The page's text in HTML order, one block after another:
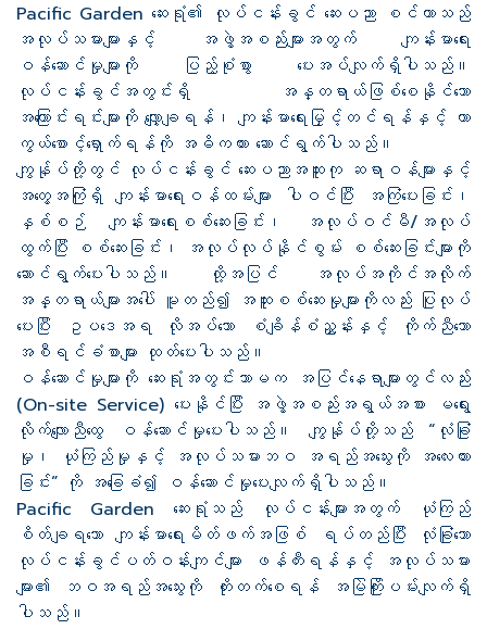
Pacific Garden ဆေးရုံ၏ လုပ်ငန်းခွင် ဆေးပညာ စင်တာသည်
အလုပ်သမားများနှင့် အဖွဲ့အစည်းများအတွက် ကျန်းမာရေး
ဝန်ဆောင်မှုများကို ပြည့်စုံစွာ ပေးအပ်လျက်ရှိပါသည်။
လုပ်ငန်းခွင်အတွင်းရှိ အန္တရာယ်ဖြစ်စေနိုင်သော
အကြောင်းရင်းများကို လျှော့ချရန်၊ ကျန်းမာရေးမြှင့်တင်ရန်နှင့် ကာ
ကွယ်စောင့်ရှောက်ရန်ကို အဓိကထား ဆောင်ရွက်ပါသည်။
ကျွန်ုပ်တို့တွင် လုပ်ငန်းခွင် ဆေးပညာအထူးကု ဆရာဝန်များနှင့်
အတွေ့အကြုံရှိ ကျန်းမာရေးဝန်ထမ်းများ ပါဝင်ပြီး အကြံပေးခြင်း၊
နှစ်စဉ် ကျန်းမာရေးစစ်ဆေးခြင်း၊ အလုပ်ဝင်မီ/အလုပ်
ထွက်ပြီး စစ်ဆေးခြင်း၊ အလုပ်လုပ်နိုင်စွမ်း စစ်ဆေးခြင်းများကို
ဆောင်ရွက်ပေးပါသည်။ ထို့အပြင် အလုပ်အကိုင်အလိုက်
အန္တရာယ်များအပေါ် မူတည်၍ အထူးစစ်ဆေးမှုများကိုလည်း ပြုလုပ်
ပေးပြီး ဥပဒေအရ လိုအပ်သော စံချိန်စံညွှန်းနှင့် ကိုက်ညီသော
အစီရင်ခံစာများ ထုတ်ပေးပါသည်။
ဝန်ဆောင်မှုများကို ဆေးရုံအတွင်းသာမက အပြင်နေရာများတွင်လည်း
(On-site Service) ပေးနိုင်ပြီး အဖွဲ့အစည်းအရွယ်အစား မရွေး
လိုက်လျောညီထွေ ဝန်ဆောင်မှုပေးပါသည်။ ကျွန်ုပ်တို့သည် “လုံခြုံ
မှု၊ ယုံကြည်မှုနှင့် အလုပ်သမားဘဝ အရည်အသွေးကို အလေးထား
ခြင်း” ကို အခြေခံ၍ ဝန်ဆောင်မှုပေးလျက်ရှိပါသည်။
Pacific Garden ဆေးရုံသည် လုပ်ငန်းများအတွက် ယုံကြည်
စိတ်ချရသော ကျန်းမာရေးမိတ်ဖက်အဖြစ် ရပ်တည်ပြီး လုံခြုံသော
လုပ်ငန်းခွင်ပတ်ဝန်းကျင်များ ဖန်တီးရန်နှင့် အလုပ်သမား
များ၏ ဘဝအရည်အသွေးကို တိုးတက်စေရန် အမြဲကြိုးပမ်းလျက်ရှိ
ပါသည်။